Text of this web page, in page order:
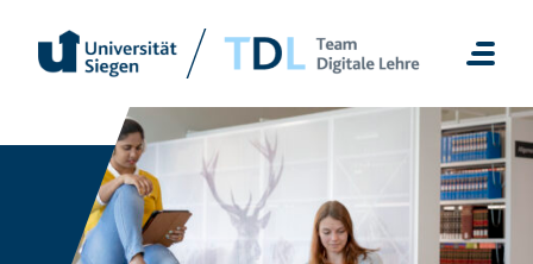
Inhalt
springen